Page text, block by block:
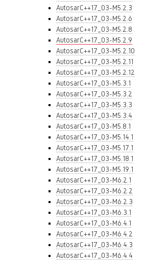
AutosarC++17_03-M5.2.3
AutosarC++17_03-M5.2.6
AutosarC++17_03-M5.2.8
AutosarC++17_03-M5.2.9
AutosarC++17_03-M5.2.10
AutosarC++17_03-M5.2.11
AutosarC++17_03-M5.2.12
AutosarC++17_03-M5.3.1
AutosarC++17_03-M5.3.2
AutosarC++17_03-M5.3.3
AutosarC++17_03-M5.3.4
AutosarC++17_03-M5.8.1
AutosarC++17_03-M5.14.1
AutosarC++17_03-M5.17.1
AutosarC++17_03-M5.18.1
AutosarC++17_03-M5.19.1
AutosarC++17_03-M6.2.1
AutosarC++17_03-M6.2.2
AutosarC++17_03-M6.2.3
AutosarC++17_03-M6.3.1
AutosarC++17_03-M6.4.1
AutosarC++17_03-M6.4.2
AutosarC++17_03-M6.4.3
AutosarC++17_03-M6.4.4